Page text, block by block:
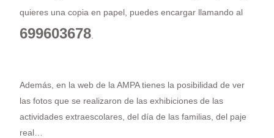
quieres una copia en papel, puedes encargar llamando al
699603678
Además, en la web de la AMPA tienes la posibilidad de ver
las fotos que se realizaron de las exhibiciones de las
actividades extraescolares, del día de las familias, del paje
real…